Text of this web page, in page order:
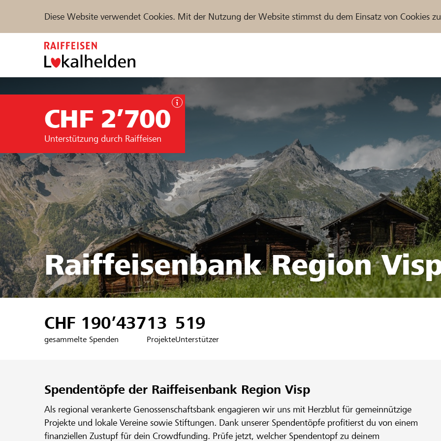
Diese Website verwendet Cookies. Mit der Nutzung der Website stimmst du dem Einsatz von Cookies
Hilfe & Support
Projekte und Organisationen finden
DE FR IT
CHF 2’700
Unterstützung durch Raiffeisen
Raiffeisenbank Region
CHF 190’437
gesammelte Spenden
13
Projekte
519
Unterstützer
Spendentöpfe der Raiffeisenbank Region Visp
Als regional verankerte Genossenschaftsbank engagieren wir uns mit Herzblut für gemeinnützige
Projekte und lokale Vereine sowie Stiftungen. Dank unserer Spendentöpfe profitierst du von einem
finanziellen Zustupf für dein Crowdfunding. Prüfe jetzt, welcher Spendentopf zu deinem